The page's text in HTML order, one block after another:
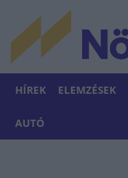
HÍREK ELEMZÉSEK
AUTÓ